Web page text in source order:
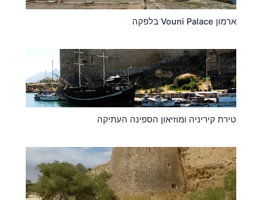
ארמון Vouni Palace בלפקה
טירת קיריניה ומוזיאון הספינה העתיקה